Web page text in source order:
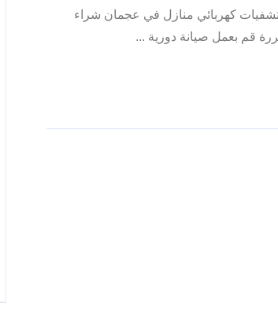
كهربائي منازل في عجمان شراء
قم بعمل صيانة دورية ...